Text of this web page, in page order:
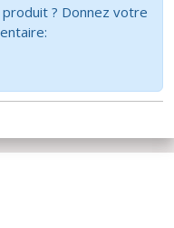
? Donnez votre